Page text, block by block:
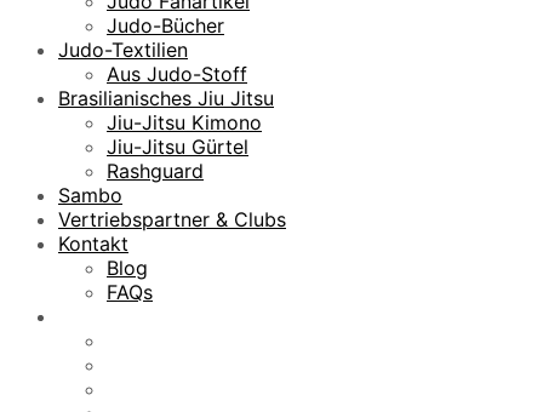
Judo-Bücher
Judo-Textilien
Aus Judo-Stoff
Brasilianisches Jiu Jitsu
Jiu-Jitsu Kimono
Jiu-Jitsu Gürtel
Rashguard
Sambo
Vertriebspartner & Clubs
Kontakt
Blog
FAQs